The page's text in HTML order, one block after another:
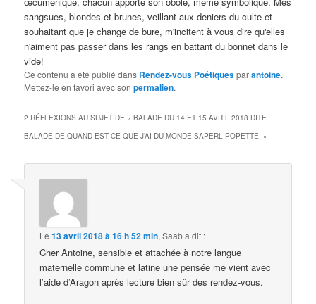
sangsues, blondes et brunes, veillant aux deniers du culte et
souhaitant que je change de bure, m'incitent à vous dire qu'elles
n'aiment pas passer dans les rangs en battant du bonnet dans le
vide!
Ce contenu a été publié dans Rendez-vous Poétiquesparantoine.
Mettez-le en favori avec sonpermalien.
2 RÉFLEXIONS AU SUJET DE «BALADE DU 14 ET 15 AVRIL 2018 DITE
BALADE DE QUAND EST CE QUE J’AI DU MONDE SAPERLIPOPETTE. »
Le13 avril 2018 à 16 h 52 min,Saaba dit :
Cher Antoine, sensible et attachée à notre langue
maternelle commune et latine une pensée me vient avec
l’aide d’Aragon après lecture bien sûr des rendez-vous.